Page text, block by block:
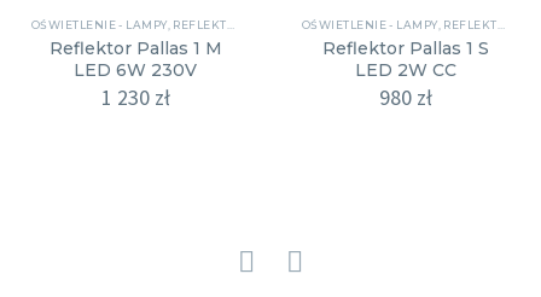
000 zł
do
270 zł
do
OŚWIETLENIE - LAMPY, REFLEKTORY
Reflektor Pallas 1 M
LED 6W 230V
1 230 zł
OŚWIETLENIE - LAMPY, REFLEKTORY
Reflektor Pallas 1 S
LED 2W CC
980 zł